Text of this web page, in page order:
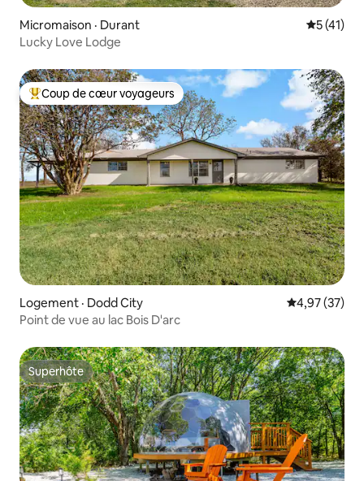
Micromaison · Durant Note
5 (41)
Lucky Love Lodge
Coup de cœur voyageurs parmi les plus aimés
Coup de cœur voyageurs
Logement · Dodd City Note
4,97 (37)
Point de vue au lac Bois D'arc
Superhôte
Superhôte